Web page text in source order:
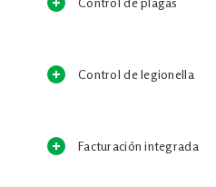
Control de legionella
Facturación integrada